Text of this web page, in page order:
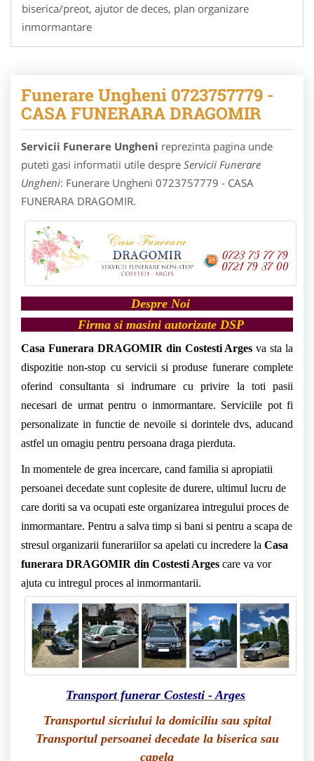
biserica/preot, ajutor de deces, plan organizare
inmormantare
Funerare Ungheni 0723757779 -
CASA FUNERARA DRAGOMIR
Servicii Funerare Ungheni reprezinta pagina unde
puteti gasi informatii utile despre Servicii Funerare
Ungheni: Funerare Ungheni 0723757779 - CASA
FUNERARA DRAGOMIR.
Despre Noi
Firma si masini autorizate DSP
Casa Funerara DRAGOMIR din Costesti Arges va sta la
dispozitie non-stop cu servicii si produse funerare complete
oferind consultanta si indrumare cu privire la toti pasii
necesari de urmat pentru o inmormantare. Serviciile pot fi
personalizate in functie de nevoile si dorintele dvs, aducand
astfel un omagiu pentru persoana draga pierduta.
In momentele de grea incercare, cand familia si apropiatii
persoanei decedate sunt coplesite de durere, ultimul lucru de
care doriti sa va ocupati este organizarea intregului proces de
inmormantare. Pentru a salva timp si bani si pentru a scapa de
stresul organizarii funerariilor sa apelati cu incredere la Casa
funerara DRAGOMIR din Costesti Arges care va vor
ajuta cu intregul proces al inmormantarii.
Transport funerar Costesti - Arges
Transportul sicriului la domiciliu sau spital
Transportul persoanei decedate la biserica sau
capela